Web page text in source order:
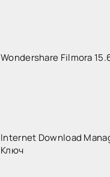
Wondershare Filmora
Internet Download
Ключ